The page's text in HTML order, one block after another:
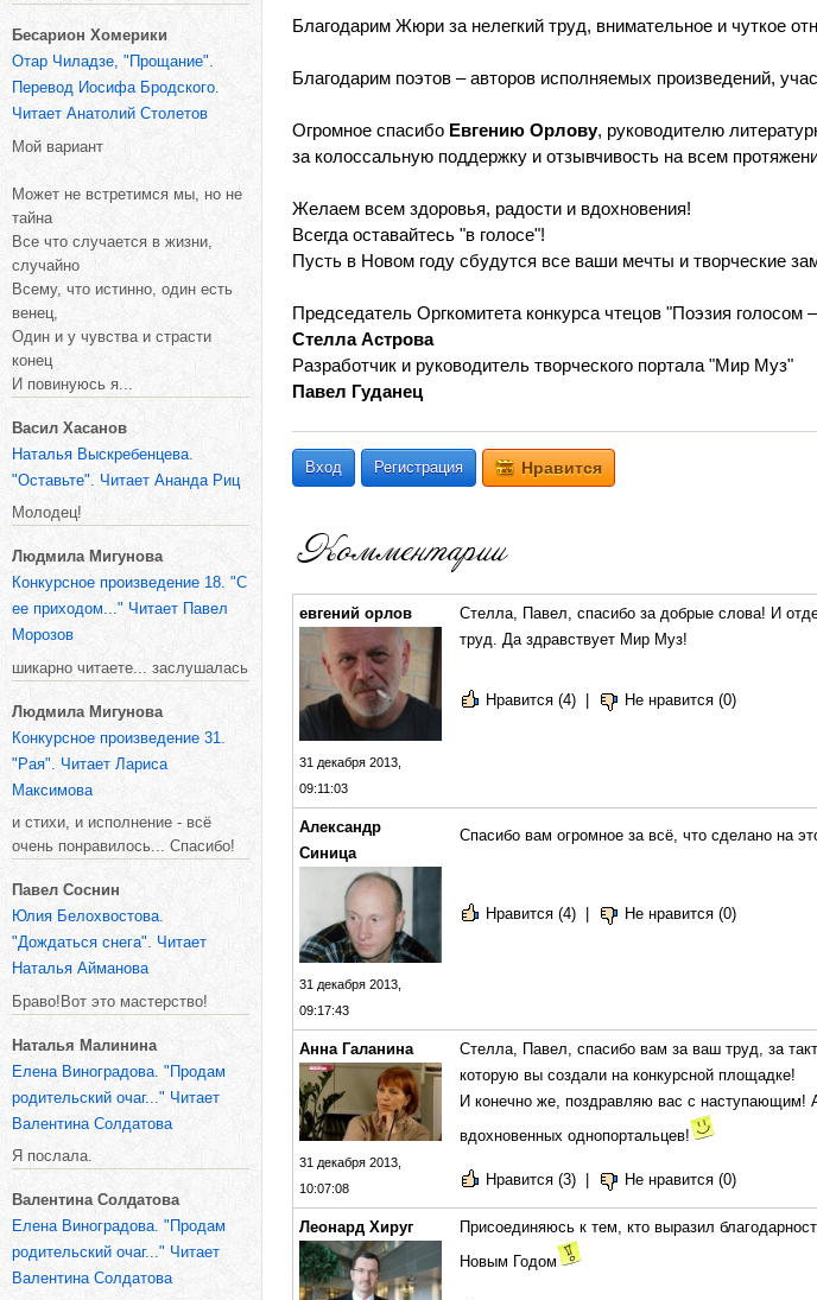
Бесарион Хомерики
Отар Чиладзе, "Прощание".
Перевод Иосифа Бродского.
Читает Анатолий Столетов
Мой вариант
Может не встретимся мы, но не
тайна
Все что случается в жизни,
случайно
Всему, что истинно, один есть
венец,
Один и у чувства и страсти
конец
И повинуюсь я...
Васил Хасанов
Наталья Выскребенцева.
"Оставьте". Читает Ананда Риц
Молодец!
Людмила Мигунова
Конкурсное произведение 18. "С
ее приходом..." Читает Павел
Морозов
шикарно читаете... заслушалась
Людмила Мигунова
Конкурсное произведение 31.
"Рая". Читает Лариса
Максимова
и стихи, и исполнение - всё
очень понравилось... Спасибо!
Павел Соснин
Юлия Белохвостова.
"Дождаться снега". Читает
Наталья Айманова
Браво!Вот это мастерство!
Наталья Малинина
Елена Виноградова. "Продам
родительский очаг..." Читает
Валентина Солдатова
Я послала.
Валентина Солдатова
Елена Виноградова. "Продам
родительский очаг..." Читает
Валентина Солдатова
Благодарим Жюри за нелегкий труд, внимательное и чуткое
Благодарим поэтов – авторов исполняемых произведений,
Огромное спасибо Евгению Орлову, руководителю
за колоссальную поддержку и отзывчивость на всем
Желаем всем здоровья, радости и вдохновения!
Всегда оставайтесь "в голосе"!
Пусть в Новом году сбудутся все ваши мечты и творческие
Председатель Оргкомитета конкурса чтецов "Поэзия голосом
Стелла Астрова
Разработчик и руководитель творческого портала "Мир Муз"
Павел Гуданец
Вход Регистрация Нравится
евгений орлов
31 декабря 2013,
09:11:03
Стелла, Павел, спасибо за добрые слова! И
труд. Да здравствует Мир Муз!
Нравится (4) Не нравится (0)
Александр
Синица
31 декабря 2013,
09:17:43
Спасибо вам огромное за всё, что сделано на
Нравится (4) Не нравится (0)
Анна Галанина
31 декабря 2013,
10:07:08
Стелла, Павел, спасибо вам за ваш труд, за
которую вы создали на конкурсной площадке!
И конечно же, поздравляю вас с наступающим!
вдохновенных однопортальцев!
Нравится (3) | Не нравится (0)
Леонард Хируг
Присоединяюсь к тем, кто выразил
Новым Годом